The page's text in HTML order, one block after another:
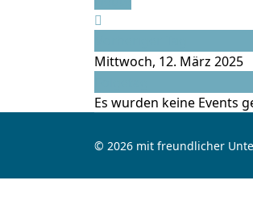
Mittwoch, 12. März 2025
Es wurden keine Events
© 2026 mit freundlicher